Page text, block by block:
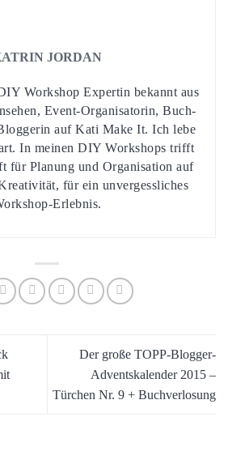
JORDAN
Workshop Expertin bekannt aus
Event-Organisatorin, Buch-
auf Kati Make It. Ich lebe
In meinen DIY Workshops trifft
für Planung und Organisation auf
für ein unvergessliches
Erlebnis.
Der große TOPP-Blogger-
Adventskalender 2015 –
Türchen Nr. 9 + Buchverlosung